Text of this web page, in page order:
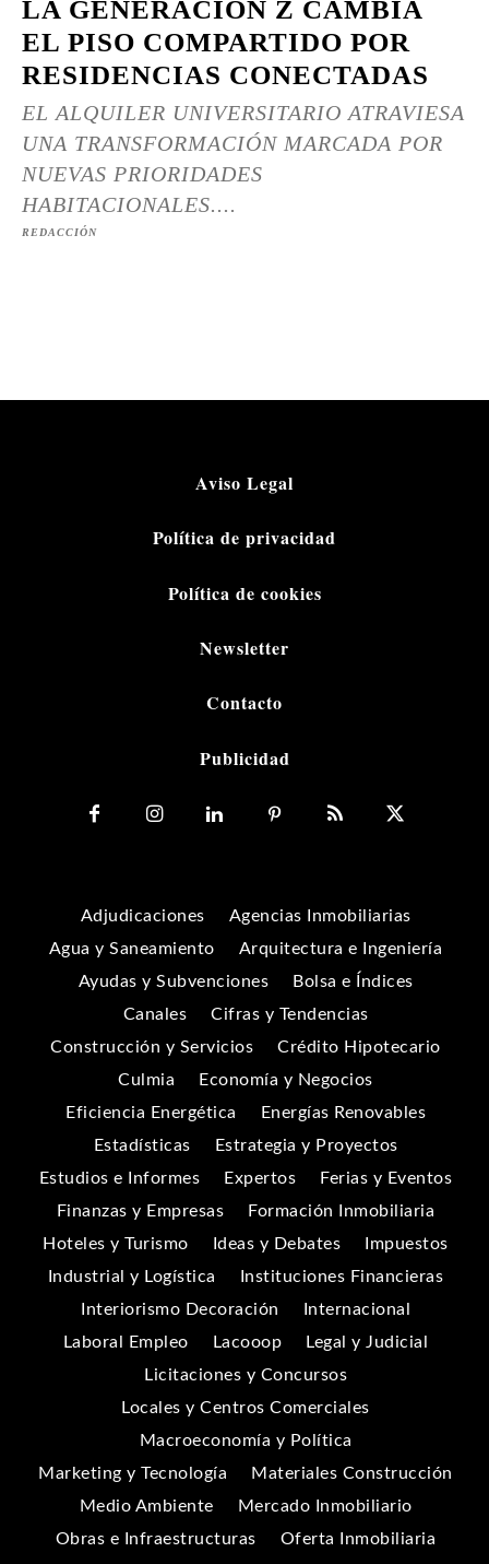
LA GENERACIÓN Z CAMBIA
EL PISO COMPARTIDO POR
RESIDENCIAS CONECTADAS
EL ALQUILER UNIVERSITARIO ATRAVIESA
UNA TRANSFORMACIÓN MARCADA POR
NUEVAS PRIORIDADES
HABITACIONALES....
REDACCIÓN
Aviso Legal
Política de privacidad
Política de cookies
Newsletter
Contacto
Publicidad
Adjudicaciones
Agencias Inmobiliarias
Agua y Saneamiento
Arquitectura e Ingeniería
Ayudas y Subvenciones
Bolsa e Índices
Canales
Cifras y Tendencias
Construcción y Servicios
Crédito Hipotecario
Culmia
Economía y Negocios
Eficiencia Energética
Energías Renovables
Estadísticas
Estrategia y Proyectos
Estudios e Informes
Expertos
Ferias y Eventos
Finanzas y Empresas
Formación Inmobiliaria
Hoteles y Turismo
Ideas y Debates
Impuestos
Industrial y Logística
Instituciones Financieras
Interiorismo Decoración
Internacional
Laboral Empleo
Lacooop
Legal y Judicial
Licitaciones y Concursos
Locales y Centros Comerciales
Macroeconomía y Política
Marketing y Tecnología
Materiales Construcción
Medio Ambiente
Mercado Inmobiliario
Obras e Infraestructuras
Oferta Inmobiliaria